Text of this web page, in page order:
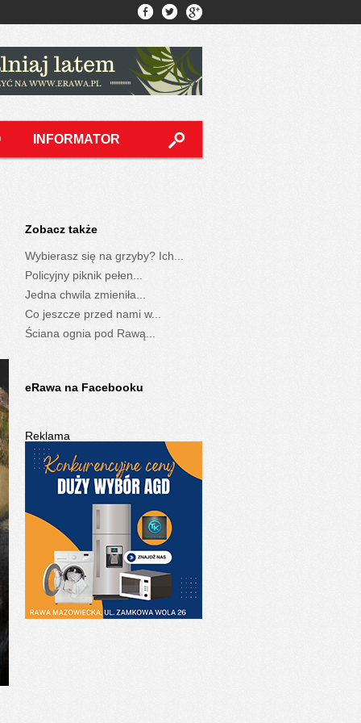
INFORMATOR
Zobacz także
Wybierasz się na grzyby? Ich...
Policyjny piknik pełen...
Jedna chwila zmieniła...
Co jeszcze przed nami w...
Ściana ognia pod Rawą...
eRawa na Facebooku
Reklama